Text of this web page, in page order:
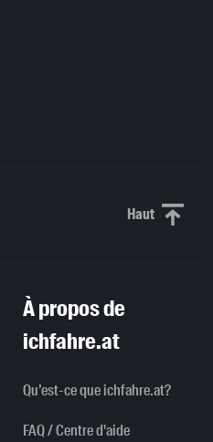
HautHaut de
À propos de
ichfahre.at
Qu’est-ce que ichfahre.at?
FAQ / Centre d'aide